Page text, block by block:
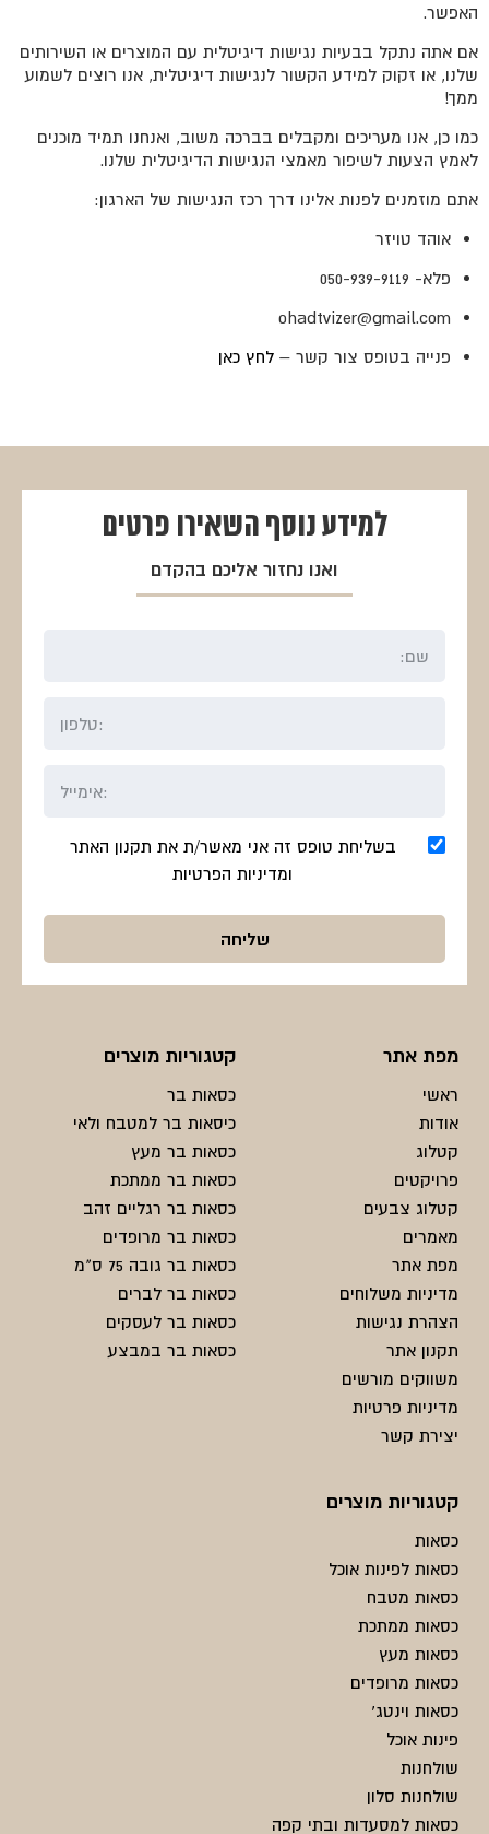
האפשר.
אם אתה נתקל בבעיות נגישות דיגיטלית עם המוצרים או השירותים
שלנו, או זקוק למידע הקשור לנגישות דיגיטלית, אנו רוצים לשמוע
ממך!
כמו כן, אנו מעריכים ומקבלים בברכה משוב, ואנחנו תמיד מוכנים
לאמץ הצעות לשיפור מאמצי הנגישות הדיגיטלית שלנו.
אתם מוזמנים לפנות אלינו דרך רכז הנגישות של הארגון:
אוהד טויזר
פלא- 050-939-9119
ohadtvizer@gmail.com
פנייה בטופס צור קשר – לחץ כאן
מפת אתר
ראשי
אודות
קטלוג
פרויקטים
קטלוג צבעים
מאמרים
מפת אתר
מדיניות משלוחים
הצהרת נגישות
תקנון אתר
משווקים מורשים
מדיניות פרטיות
יצירת קשר
קטגוריות מוצרים
כסאות בר
כיסאות בר למטבח ולאי
כסאות בר מעץ
כסאות בר ממתכת
כסאות בר רגליים זהב
כסאות בר מרופדים
כסאות בר גובה 75 ס"מ
כסאות בר לברים
כסאות בר לעסקים
כסאות בר במבצע
קטגוריות מוצרים
כסאות
כסאות לפינות אוכל
כסאות מטבח
כסאות ממתכת
כסאות מעץ
כסאות מרופדים
כסאות וינטג'
פינות אוכל
שולחנות
שולחנות סלון
כסאות למסעדות ובתי קפה
למידע נוסף השאירו פרטים
ואנו נחזור אליכם בהקדם
בשליחת טופס זה אני מאשר/ת את תקנון האתר
ומדיניות הפרטיות